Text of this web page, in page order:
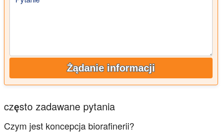
Żądanie informacji
często zadawane pytania
Czym jest koncepcja biorafinerii?